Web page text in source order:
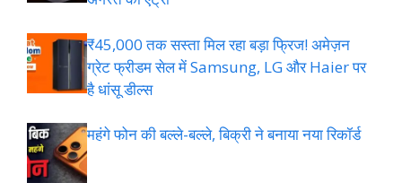
₹45,000 तक सस्ता मिल रहा बड़ा फ्रिज! अमेज़न
ग्रेट फ्रीडम सेल में Samsung, LG और Haier पर
है धांसू डील्स
महंगे फोन की बल्ले-बल्ले, बिक्री ने बनाया नया रिकॉर्ड